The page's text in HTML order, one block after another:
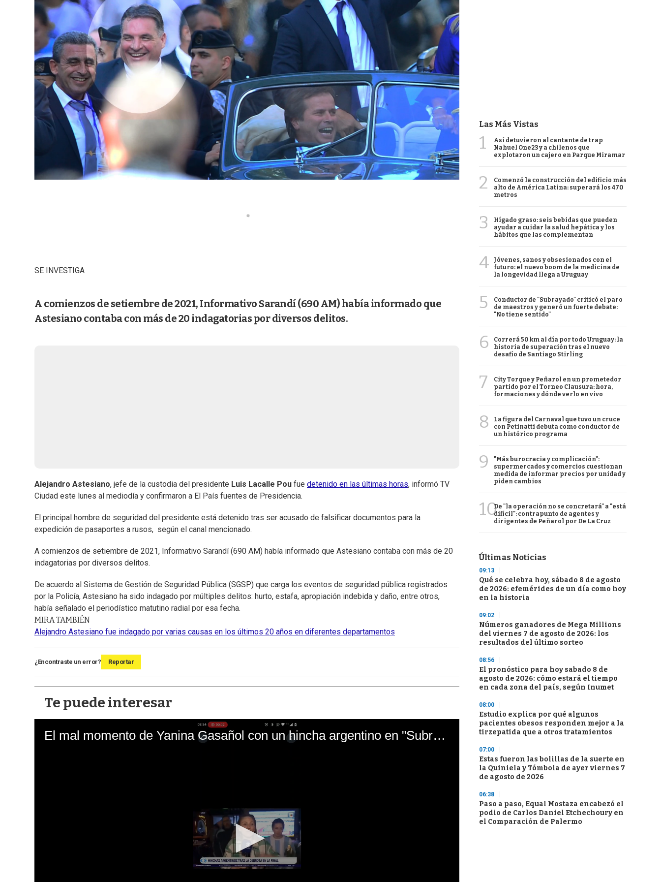
SE INVESTIGA
A comienzos de setiembre de 2021, Informativo Sarandí (690 AM) había informado que
Astesiano contaba con más de 20 indagatorias por diversos delitos.
Alejandro Astesiano, jefe de la custodia del presidente Luis Lacalle Pou fue detenido en las últimas horas, informó TV
Ciudad este lunes al mediodía y confirmaron a El País fuentes de Presidencia.
El principal hombre de seguridad del presidente está detenido tras ser acusado de falsificar documentos para la
expedición de pasaportes a rusos, según el canal mencionado.
A comienzos de setiembre de 2021, Informativo Sarandí (690 AM) había informado que Astesiano contaba con más de 20
indagatorias por diversos delitos.
De acuerdo al Sistema de Gestión de Seguridad Pública (SGSP) que carga los eventos de seguridad pública registrados
por la Policía, Astesiano ha sido indagado por múltiples delitos: hurto, estafa, apropiación indebida y daño, entre otros,
había señalado el periodístico matutino radial por esa fecha.
MIRA TAMBIÉN
Alejandro Astesiano fue indagado por varias causas en los últimos 20 años en diferentes departamentos
¿Encontraste un error? Reportar
Te puede interesar
El mal momento de Yanina Gasañol con un hincha argentino en "Subrayado"
Las Más Vistas
1
Así detuvieron al cantante de trap
Nahuel One23 y a chilenos que
explotaron un cajero en Parque Miramar
2
Comenzó la construcción del edificio más
alto de América Latina: superará los 470
metros
3
Hígado graso: seis bebidas que pueden
ayudar a cuidar la salud hepática y los
hábitos que las complementan
4
Jóvenes, sanos y obsesionados con el
futuro: el nuevo boom de la medicina de
la longevidad llega a Uruguay
5
Conductor de "Subrayado" criticó el paro
de maestros y generó un fuerte debate:
"No tiene sentido"
6
Correrá 50 km al día por todo Uruguay: la
historia de superación tras el nuevo
desafío de Santiago Stirling
7
City Torque y Peñarol en un prometedor
partido por el Torneo Clausura: hora,
formaciones y dónde verlo en vivo
8
La figura del Carnaval que tuvo un cruce
con Petinatti debuta como conductor de
un histórico programa
9
"Más burocracia y complicación":
supermercados y comercios cuestionan
medida de informar precios por unidad y
piden cambios
10De "la operación no se concretará" a "está
difícil": contrapunto de agentes y
dirigentes de Peñarol por De La Cruz
Últimas Noticias
09:13
Qué se celebra hoy, sábado 8 de agosto
de 2026: efemérides de un día como hoy
en la historia
09:02
Números ganadores de Mega Millions
del viernes 7 de agosto de 2026: los
resultados del último sorteo
08:56
El pronóstico para hoy sabado 8 de
agosto de 2026: cómo estará el tiempo
en cada zona del país, según Inumet
08:00
Estudio explica por qué algunos
pacientes obesos responden mejor a la
tirzepatida que a otros tratamientos
07:00
Estas fueron las bolillas de la suerte en
la Quiniela y Tómbola de ayer viernes 7
de agosto de 2026
06:38
Paso a paso, Equal Mostaza encabezó el
podio de Carlos Daniel Etchechoury en
el Comparación de Palermo